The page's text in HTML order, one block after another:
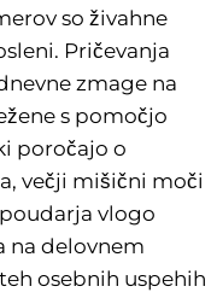
so živahne
Pričevanja
zmage na
s pomočjo
poročajo o
večji mišični moči
vlogo
na delovnem
osebnih uspehih